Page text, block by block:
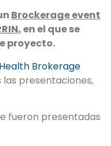
Brockerage event
en el que se
proyecto.
Brokerage
las presentaciones,
fueron presentadas